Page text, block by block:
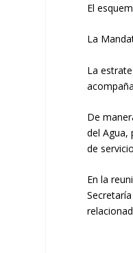
El
La
La
De
del Agua,
de
En la